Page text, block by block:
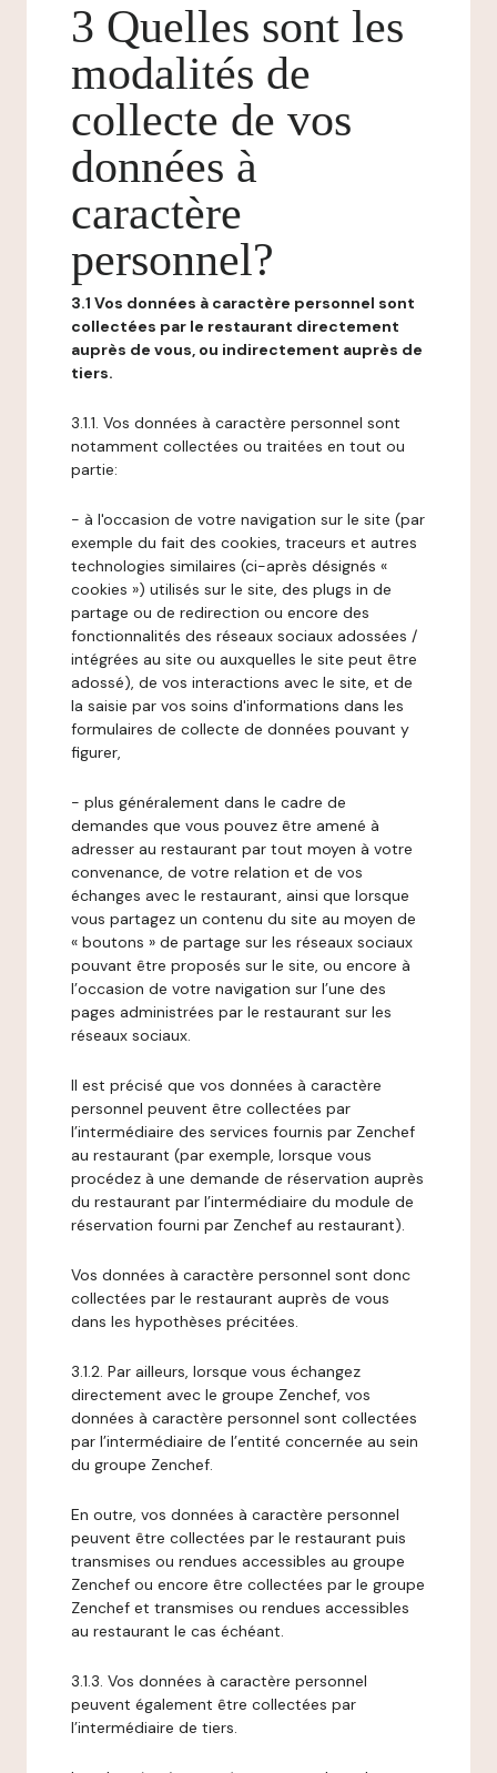
3 Quelles sont les
modalités de
collecte de vos
données à
caractère
personnel?
3.1 Vos données à caractère personnel sont
collectées par le restaurant directement
auprès de vous, ou indirectement auprès de
tiers.
3.1.1. Vos données à caractère personnel sont
notamment collectées ou traitées en tout ou
partie:
- à l'occasion de votre navigation sur le site (par
exemple du fait des cookies, traceurs et autres
technologies similaires (ci-après désignés «
cookies ») utilisés sur le site, des plugs in de
partage ou de redirection ou encore des
fonctionnalités des réseaux sociaux adossées /
intégrées au site ou auxquelles le site peut être
adossé), de vos interactions avec le site, et de
la saisie par vos soins d'informations dans les
formulaires de collecte de données pouvant y
figurer,
- plus généralement dans le cadre de
demandes que vous pouvez être amené à
adresser au restaurant par tout moyen à votre
convenance, de votre relation et de vos
échanges avec le restaurant, ainsi que lorsque
vous partagez un contenu du site au moyen de
« boutons » de partage sur les réseaux sociaux
pouvant être proposés sur le site, ou encore à
l’occasion de votre navigation sur l’une des
pages administrées par le restaurant sur les
réseaux sociaux.
Il est précisé que vos données à caractère
personnel peuvent être collectées par
l’intermédiaire des services fournis par Zenchef
au restaurant (par exemple, lorsque vous
procédez à une demande de réservation auprès
du restaurant par l’intermédiaire du module de
réservation fourni par Zenchef au restaurant).
Vos données à caractère personnel sont donc
collectées par le restaurant auprès de vous
dans les hypothèses précitées.
3.1.2. Par ailleurs, lorsque vous échangez
directement avec le groupe Zenchef, vos
données à caractère personnel sont collectées
par l’intermédiaire de l’entité concernée au sein
du groupe Zenchef.
En outre, vos données à caractère personnel
peuvent être collectées par le restaurant puis
transmises ou rendues accessibles au groupe
Zenchef ou encore être collectées par le groupe
Zenchef et transmises ou rendues accessibles
au restaurant le cas échéant.
3.1.3. Vos données à caractère personnel
peuvent également être collectées par
l’intermédiaire de tiers.